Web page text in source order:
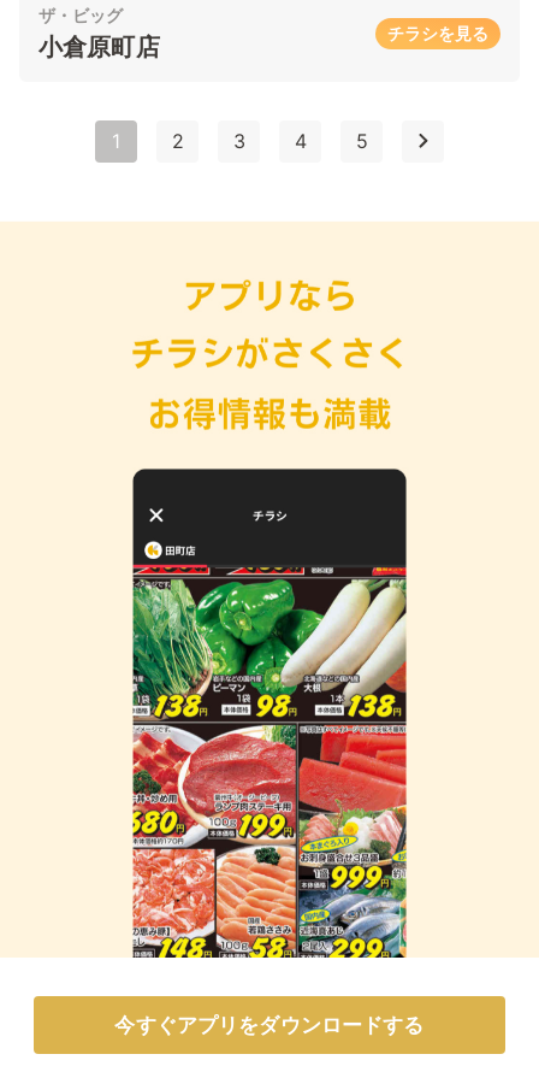
ザ・ビッグ
小倉原町店 チラシを見る
1 2 3 4 5
今すぐアプリをダウンロードする